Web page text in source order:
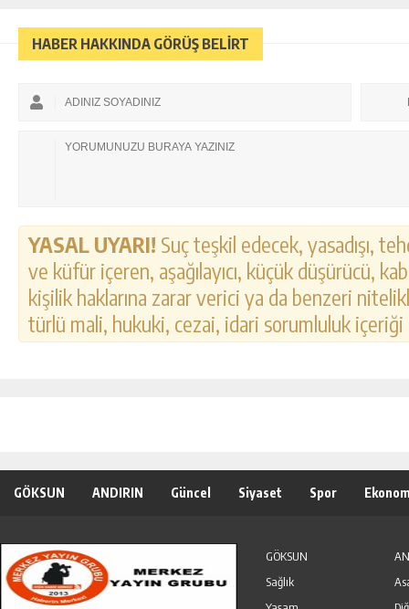
HABER HAKKINDA GÖRÜŞ BELİRT
YASAL UYARI! Suç teşkil edecek, yasadışı,
ve küfür içeren, aşağılayıcı, küçük düşürücü,
kişilik haklarına zarar verici ya da benzeri
türlü mali, hukuki, cezai, idari sorumluluk
GÖKSUN ANDIRIN Güncel Siyaset Spor
GÖKSUN
Sağlık